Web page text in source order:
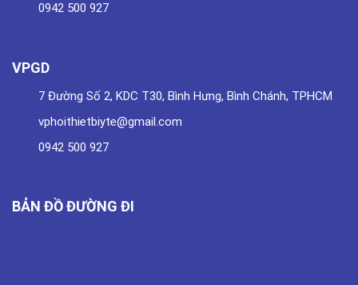
0942 500 927
VPGD
7 Đường Số 2, KDC T30, Bình Hưng, Bình Chánh, TPHCM
vphoithietbiyte@gmail.com
0942 500 927
BẢN ĐỒ ĐƯỜNG ĐI